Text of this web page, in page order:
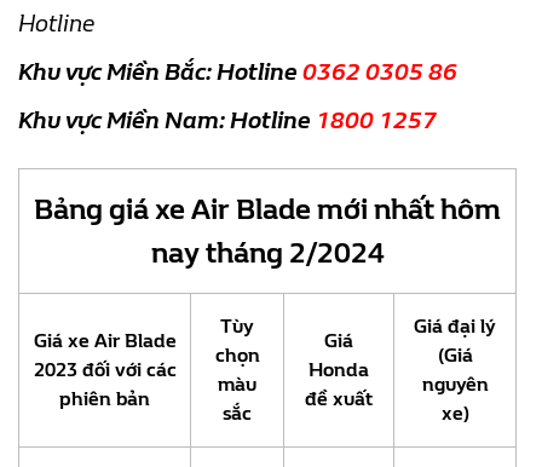
Hotline
Khu vực Miền Bắc: Hotline 0362 0305 86
Khu vực Miền Nam: Hotline 1800 1257
Bảng giá xe Air Blade mới nhất hôm
nay tháng 2/2024
Giá xe Air Blade
2023 đối với các
phiên bản
Tùy
chọn
màu
sắc
Giá
Honda
đề xuất
Giá đại lý
(Giá
nguyên
xe)